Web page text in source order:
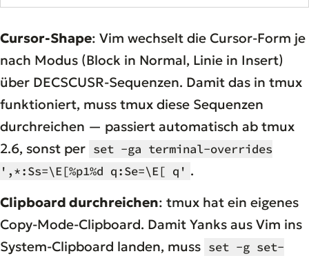
Cursor-Shape: Vim wechselt die Cursor-Form je
nach Modus (Block in Normal, Linie in Insert)
über DECSCUSR-Sequenzen. Damit das in tmux
funktioniert, muss tmux diese Sequenzen
durchreichen — passiert automatisch ab tmux
2.6, sonst per set -ga terminal-overrides
',*:Ss=\E[%p1%d q:Se=\E[ q' .
Clipboard durchreichen: tmux hat ein eigenes
Copy-Mode-Clipboard. Damit Yanks aus Vim ins
System-Clipboard landen, muss set -g set-